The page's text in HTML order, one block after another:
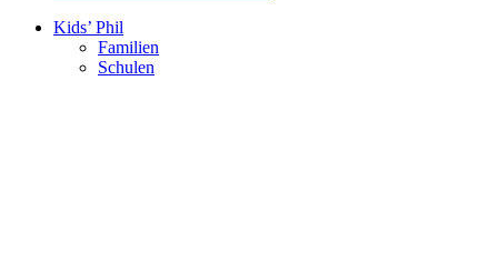
Kids’ Phil
Familien
Schulen